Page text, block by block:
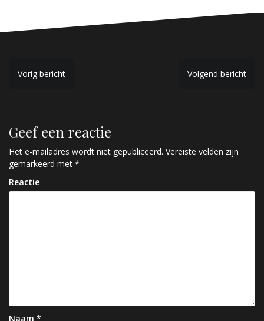
B
i
c
h
t
a
Vorig bericht Volgend bericht
Geef een reactie
Het e-mailadres wordt niet gepubliceerd. Vereiste velden zijn
gemarkeerd met *
Reactie
Naam *